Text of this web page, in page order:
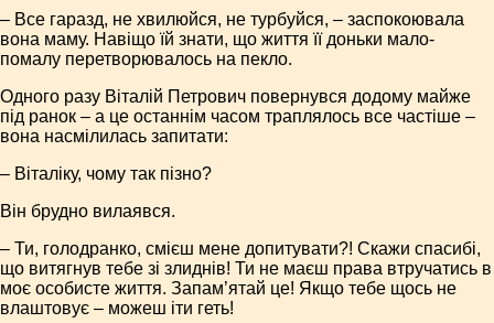
– Все гаразд, не хвилюйся, не турбуйся, – заспокоювала
вона маму. Навіщо їй знати, що життя її доньки мало-
помалу перетворювалось на пекло.
Одного разу Віталій Петрович повернувся додому майже
під ранок – а це останнім часом траплялось все частіше –
вона насмілилась запитати:
– Віталіку, чому так пізно?
Він брудно вилаявся.
– Ти, голодранко, смієш мене допитувати?! Скажи спасибі,
що витягнув тебе зі злиднів! Ти не маєш права втручатись в
моє особисте життя. Запам’ятай це! Якщо тебе щось не
влаштовує – можеш іти геть!